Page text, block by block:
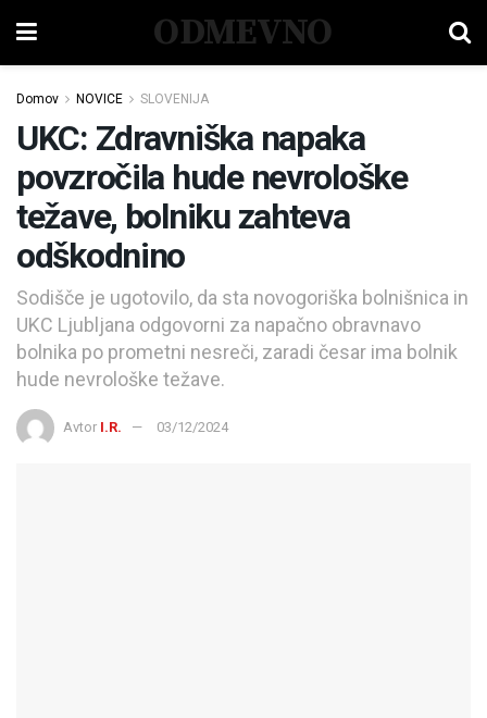
ODMEVNO
Domov NOVICE SLOVENIJA
UKC: Zdravniška napaka
povzročila hude nevrološke
težave, bolniku zahteva
odškodnino
Sodišče je ugotovilo, da sta novogoriška bolnišnica in
UKC Ljubljana odgovorni za napačno obravnavo
bolnika po prometni nesreči, zaradi česar ima bolnik
hude nevrološke težave.
Avtor I.R. 03/12/2024